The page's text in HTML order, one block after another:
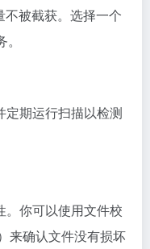
被截获。选择一个
定期运行扫描以检测
。你可以使用文件校
来确认文件没有损坏